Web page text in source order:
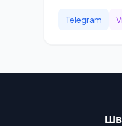
Telegram